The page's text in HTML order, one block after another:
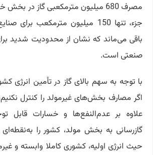
مصرف 680 میلیون مترمکعبی گاز در
جزء، تنها 150 میلیون مترمکعب
باقی می‌ماند که نشان از محدودیت شدید
صنعتی است.
اگر مصارف بخش‌های غیرمولد را کنترل
علاوه بر عدم‌النفع‌ها و خسارات قابل
گازرسانی به بخش مولد، کشور را
حیث انرژی اولیه، کشوری کاملا وابسته و